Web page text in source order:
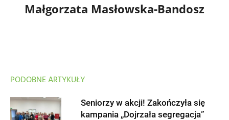
Małgorzata Masłowska-Bandosz
PODOBNE ARTYKUŁY
Seniorzy w akcji! Zakończyła się
kampania „Dojrzała segregacja”